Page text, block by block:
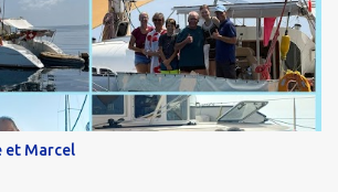
et Marcel